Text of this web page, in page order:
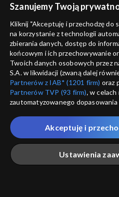
Informacje kulturalne
18.07.2023
Informacje kulturalne
16.07.2023
Szanujemy Twoją
Kliknij "Akceptuję i przechodzę do
na korzystanie z technologii
zbierania danych, dostęp do
końcowym i ich przechowywanie
Twoich danych osobowych przez
S.A. w likwidacji (zwaną dalej
Partnerów z IAB* (1201 firm) oraz
Partnerów TVP (93 firm), w
zautomatyzowanego
które wskazujemy poniżej, a także
przez nas identyfikatora PPID do
Twoje dane osobowe zbierane
Ciebie naszych
poszczególnych
„Portalem”, w tym informacje
Ustawienia
Akceptuję i